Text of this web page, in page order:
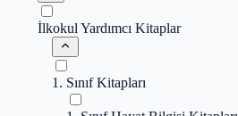
İlkokul Yardımcı Kitaplar
1. Sınıf Kitapları